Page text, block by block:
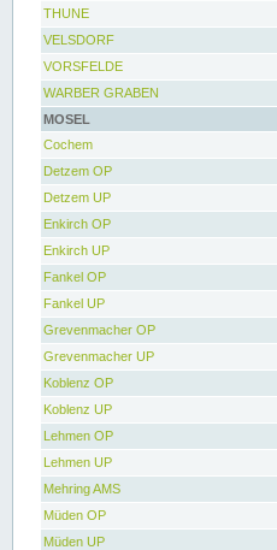
THUNE
VELSDORF
VORSFELDE
WARBER GRABEN
MOSEL
Cochem
Detzem OP
Detzem UP
Enkirch OP
Enkirch UP
Fankel OP
Fankel UP
Grevenmacher OP
Grevenmacher UP
Koblenz OP
Koblenz UP
Lehmen OP
Lehmen UP
Mehring AMS
Müden OP
Müden UP